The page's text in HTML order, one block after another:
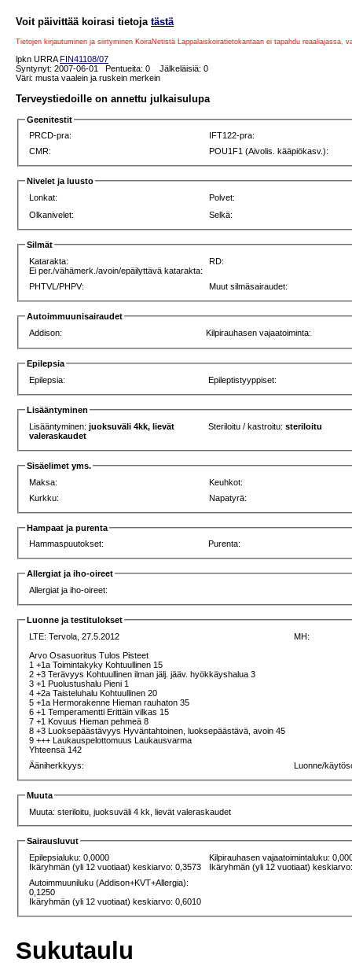
Voit päivittää koirasi tietoja tästä
Tietojen kirjautuminen ja siirtyminen KoiraNetistä Lappalaiskoiratietokantaan ei tapahdu
lpkn URRAFIN41108/07
Syntynyt: 2007-06-01 Pentueita: 0 Jälkeläisiä: 0
Väri: musta vaalein ja ruskein merkein
Terveystiedoille on annettu julkaisulupa
Geenitestit
PRCD-pra:
IFT122-pra:
CMR:
POU1F1 (Aivolis. kääpiökasv.):
Nivelet ja luusto
Lonkat:
Polvet:
Olkanivelet:
Selkä:
Silmät
Katarakta:
Ei per./vähämerk./avoin/epäilyttävä katarakta:
RD:
PHTVL/PHPV: Muut silmäsairaudet:
Autoimmuunisairaudet
Addison:
Kilpirauhasen vajaatoiminta:
Epilepsia
Epilepsia:
Epileptistyyppiset:
Lisääntyminen
Lisääntyminen:juoksuväli 4kk, lievät
valeraskaudet
Steriloitu / kastroitu:steriloitu
Sisäelimet yms.
Maksa:
Keuhkot:
Kurkku:
Napatyrä:
Hampaat ja purenta
Hammaspuutokset:
Purenta:
Allergiat ja iho-oireet
Allergiat ja iho-oireet:
Luonne ja testitulokset
LTE:Tervola, 27.5.2012
Arvo Osasuoritus Tulos Pisteet
1 +1a Toimintakyky Kohtuullinen 15
2 +3 Terävyys Kohtuullinen ilman jälj. jääv. hyökkäyshalua 3
3 +1 Puolustushalu Pieni 1
4 +2a Taisteluhalu Kohtuullinen 20
5 +1a Hermorakenne Hieman rauhaton 35
6 +1 Temperamentti Erittäin vilkas 15
7 +1 Kovuus Hieman pehmeä 8
8 +3 Luoksepäästävyys Hyväntahtoinen, luoksepäästävä, avoin 45
9 +++ Laukauspelottomuus Laukausvarma
Yhteensä 142
MH:
Ääniherkkyys: Luonne/
Muuta
Muuta: steriloitu, juoksuväli 4 kk, lievät valeraskaudet
Sairausluvut
Epilepsialuku: 0,0000
Ikäryhmän (yli 12 vuotiaat) keskiarvo: 0,3573
Kilpirauhasen vajaatoimintaluku:
Ikäryhmän (yli 12 vuotiaat)
Autoimmuuniluku (Addison+KVT+Allergia):
0,1250
Ikäryhmän (yli 12 vuotiaat) keskiarvo: 0,6010
Sukutaulu